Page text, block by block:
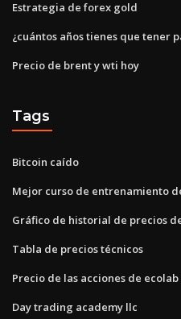
Estrategia de forex gold
¿cuántos años tienes que tener
Precio de brent y wti hoy
Tags
Bitcoin caído
Mejor curso de entrenamiento
Gráfico de historial de precios
Tabla de precios técnicos
Precio de las acciones de
Day trading academy llc